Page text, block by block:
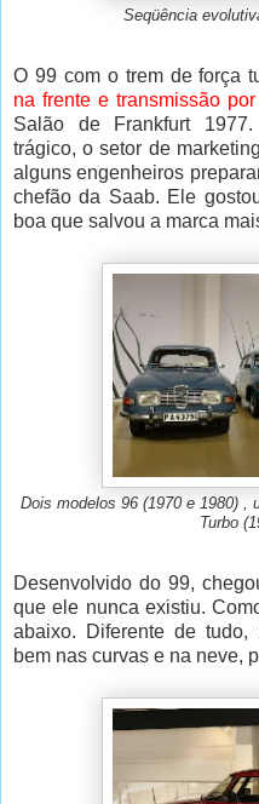
Seqüência
O 99 com o trem de força
na frente e transmissão
Salão de Frankfurt
trágico, o setor de
alguns engenheiros
chefão da Saab. Ele
boa que salvou a marca
Dois modelos 96 (1970 e 1980) ,
Turbo
Desenvolvido do 99,
que ele nunca existiu.
abaixo. Diferente de tudo,
bem nas curvas e na neve,